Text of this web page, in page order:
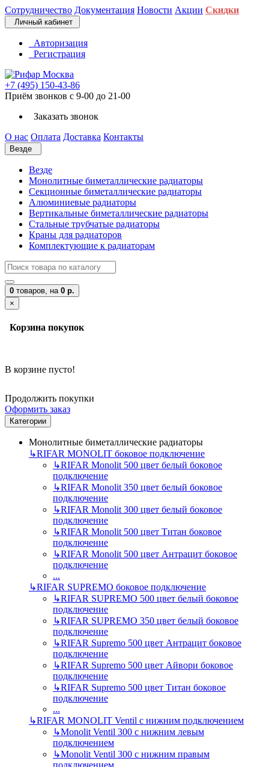
Сотрудничество Документация Новости Акции Скидки
Личный кабинет
Авторизация
Регистрация
+7 (495) 150-43-86
Приём звонков с 9-00 до 21-00
Заказать звонок
О нас Оплата Доставка Контакты
Везде
Везде
Монолитные биметаллические радиаторы
Секционные биметаллические радиаторы
Алюминиевые радиаторы
Вертикальные биметаллические радиаторы
Стальные трубчатые радиаторы
Краны для радиаторов
Комплектующие к радиаторам
0 товаров, на 0 р.
×
Корзина покупок
В корзине пусто!
Продолжить покупки
Оформить заказ
Категории
Монолитные биметаллические радиаторы
↳RIFAR MONOLIT боковое подключение
↳RIFAR Monolit 500 цвет белый боковое
подключение
↳RIFAR Monolit 350 цвет белый боковое
подключение
↳RIFAR Monolit 300 цвет белый боковое
подключение
↳RIFAR Monolit 500 цвет Титан боковое
подключение
↳RIFAR Monolit 500 цвет Антрацит боковое
подключение
...
↳RIFAR SUPREMO боковое подключение
↳RIFAR SUPREMO 500 цвет белый боковое
подключение
↳RIFAR SUPREMO 350 цвет белый боковое
подключение
↳RIFAR Supremo 500 цвет Антрацит боковое
подключение
↳RIFAR Supremo 500 цвет Айвори боковое
подключение
↳RIFAR Supremo 500 цвет Титан боковое
подключение
...
↳RIFAR MONOLIT Ventil с нижним подключением
↳Monolit Ventil 300 с нижним левым
подключением
↳Monolit Ventil 300 с нижним правым
подключением